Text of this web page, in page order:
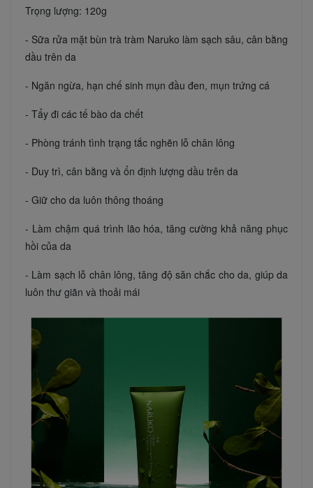
Trọng lượng: 120g
- Sữa rửa mặt bùn trà tràm Naruko làm sạch sâu, cân bằng
dầu trên da
- Ngăn ngừa, hạn chế sinh mụn đầu đen, mụn trứng cá
- Tẩy đi các tế bào da chết
- Phòng tránh tình trạng tắc nghẽn lỗ chân lông
- Duy trì, cân bằng và ổn định lượng dầu trên da
- Giữ cho da luôn thông thoáng
- Làm chậm quá trình lão hóa, tăng cường khả năng phục
hồi của da
- Làm sạch lỗ chân lông, tăng độ săn chắc cho da, giúp da
luôn thư giãn và thoải mái